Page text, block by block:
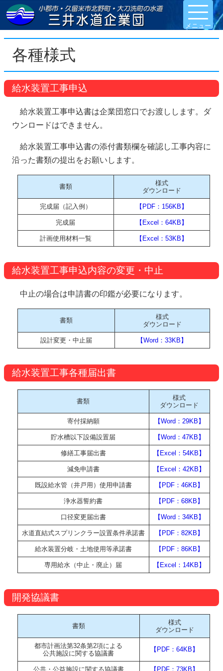
各種様式
給水装置工事申込
給水装置工事申込書は企業団窓口でお渡しします。ダ
ウンロードはできません。
給水装置工事申込書の添付書類欄を確認し工事内容に
沿った書類の提出をお願いします。
書類
様式
ダウンロード
完成届（記入例） 【PDF：156KB】
完成届 【Excel：64KB】
計画使用材料一覧 【Excel：53KB】
給水装置工事申込内容の変更・中止
中止の場合は申請書の印鑑が必要になります。
書類
様式
ダウンロード
設計変更・中止届 【Word：33KB】
給水装置工事各種届出書
書類
様式
ダウンロード
寄付採納願 【Word：29KB】
貯水槽以下設備設置届 【Word：47KB】
修繕工事届出書 【Excel：54KB】
減免申請書 【Excel：42KB】
既設給水管（井戸用）使用申請書 【PDF：46KB】
浄水器誓約書 【PDF：68KB】
口径変更届出書 【Word：34KB】
水道直結式スプリンクラー設置条件承諾書 【PDF：82KB】
給水装置分岐・土地使用等承諾書 【PDF：86KB】
専用給水（中止・廃止）届 【Excel：14KB】
開発協議書
書類
様式
ダウンロード
都市計画法第32条第2項による
公共施設に関する協議書
【PDF：64KB】
公共・公益施設に関する協議書 【PDF：73KB】